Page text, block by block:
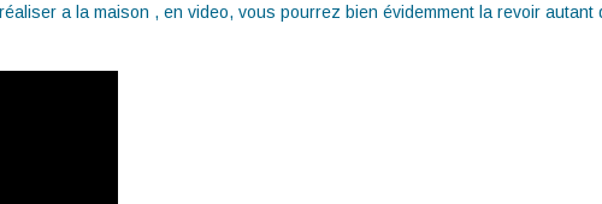
a la maison , en video, vous pourrez bien évidemment la revoir autant